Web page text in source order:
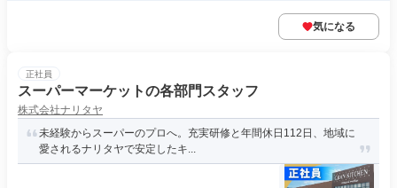
気になる
正社員
スーパーマーケットの各部門スタッフ
株式会社ナリタヤ
未経験からスーパーのプロへ。充実研修と年間休日112日、地域に
愛されるナリタヤで安定したキ...